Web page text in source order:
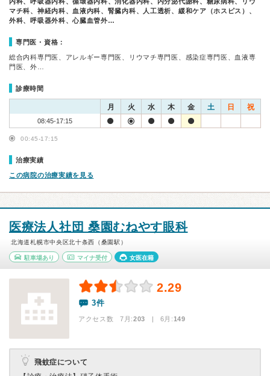
マチ科、神経内科、血液内科、腎臓内科、人工透析、緩和ケア（ホスピス）、
外科、呼吸器外科、心臓血管外…
専門医・資格：
総合内科専門医、アレルギー専門医、リウマチ専門医、感染症専門医、血液専
門医、外…
診療時間
月 火 水 木 金 土 日 祝
08:45-17:15
00:45-17:15
治療実績
この病院の治療実績を見る
医療法人社団 桑園むねやす眼科
北海道札幌市中央区北十条西（桑園駅）
駐車場あり マイナ受付 女医在籍
2.29
3件
アクセス数 7月:203 | 6月:149
飛蚊症について